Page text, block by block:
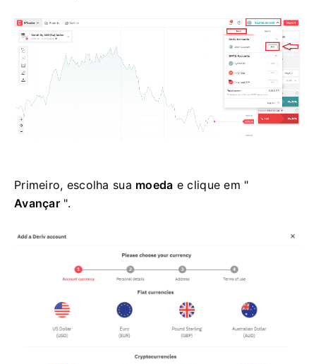
Primeiro, escolha sua moeda e clique em "
Avançar".